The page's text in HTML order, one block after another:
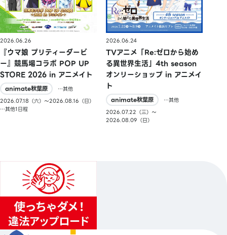
2026.06.26
『ウマ娘 プリティーダービ
ー』競馬場コラボ POP UP
STORE 2026 in アニメイト
animate秋葉原
…其他
2026.07.18（六）〜2026.08.16（日）
…其他1日程
2026.06.24
TVアニメ「Re:ゼロから始め
る異世界生活」4th season
オンリーショップ in アニメイ
ト
animate秋葉原
…其他
2026.07.22（三）〜
2026.08.09（日）